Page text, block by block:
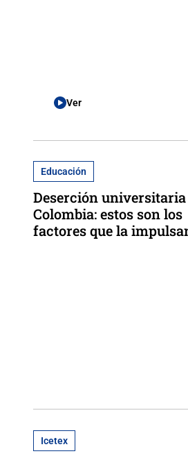
Ver
Educación
Deserción
Colombia: estos son los
factores que la
Icetex